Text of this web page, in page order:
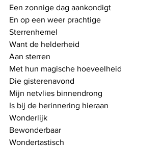
Een zonnige dag aankondigt
En op een weer prachtige
Sterrenhemel
Want de helderheid
Aan sterren
Met hun magische hoeveelheid
Die gisterenavond
Mijn netvlies binnendrong
Is bij de herinnering hieraan
Wonderlijk
Bewonderbaar
Wondertastisch